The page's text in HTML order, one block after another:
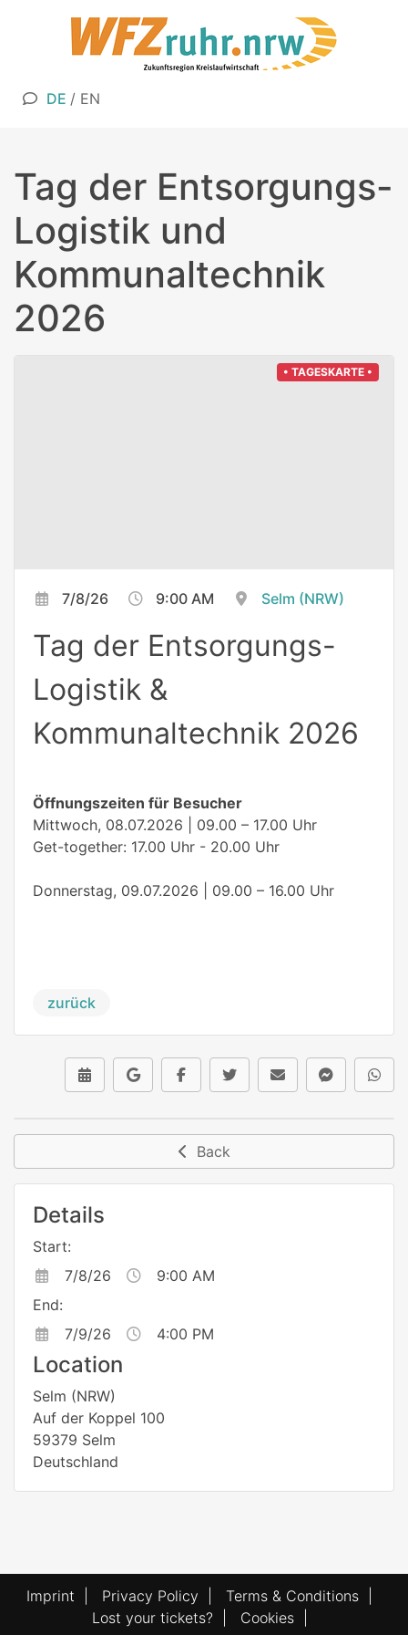
DE / EN
Tag der Entsorgungs-
Logistik und
Kommunaltechnik
2026
• TAGESKARTE •
7/8/26 9:00 AM Selm (NRW)
Tag der Entsorgungs-
Logistik &
Kommunaltechnik 2026
Öffnungszeiten für Besucher
Mittwoch, 08.07.2026 | 09.00 – 17.00 Uhr
Get-together: 17.00 Uhr - 20.00 Uhr
Donnerstag, 09.07.2026 | 09.00 – 16.00 Uhr
zurück
Back
Details
Start:
7/8/26
9:00 AM
End:
7/9/26
4:00 PM
Location
Selm (NRW)
Auf der Koppel 100
59379 Selm
Deutschland
Imprint Privacy Policy Terms & Conditions
Lost your tickets?
Cookies|